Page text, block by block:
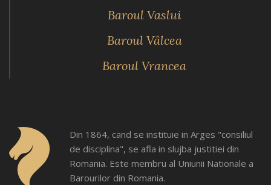
Baroul Vaslui
Baroul Vâlcea
Baroul Vrancea
Din 1864, cand se instituie in Arges "consiliul
de disciplina", se afla in slujba justitiei din
Romania. Este membru al Uniunii Nationale a
Barourilor din Romania.